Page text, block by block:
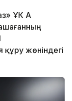
ҰК АҚ
жөніндегі